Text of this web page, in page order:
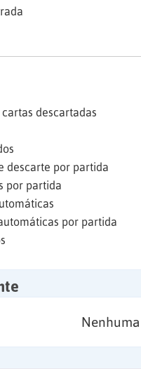
descartadas
descarte por partida
por partida
por partida